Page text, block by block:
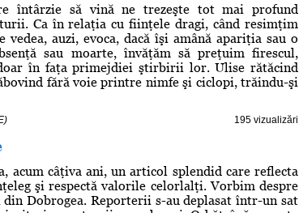
întârzie să vină ne trezeşte tot mai profund
Ca în relaţia cu fiinţele dragi, când resimţim
vedea, auzi, evoca, dacă îşi amână apariţia sau o
sau moarte, învăţăm să preţuim firescul,
în faţa primejdiei ştirbirii lor. Ulise rătăcind
fără voie printre nimfe şi ciclopi, trăindu-şi
195 vizualizări
acum câţiva ani, un articol splendid care reflecta
şi respectă valorile celorlalţi. Vorbim despre
Dobrogea. Reporterii s-au deplasat într-un sat